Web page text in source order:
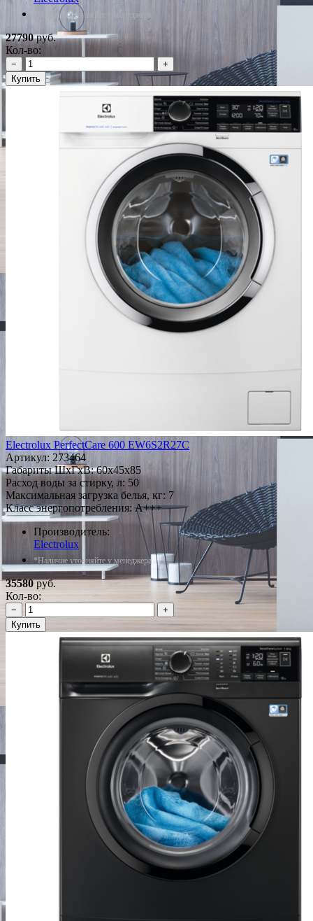
*Наличие уточняйте у менеджера
27790руб.
Кол-во:
−
+
Купить
Electrolux PerfectCare 600 EW6S2R27C
Артикул: 273464
Габариты ШxГxВ: 60x45x85
Расход воды за стирку, л: 50
Максимальная загрузка белья, кг: 7
Класс энергопотребления: A+++
Производитель:
Electrolux
*Наличие уточняйте у менеджера
35580руб.
Кол-во:
−
+
Купить